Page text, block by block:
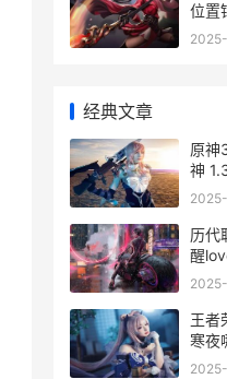
位置
地图
经典文章
原神
神
历代
醒
王者
寒夜